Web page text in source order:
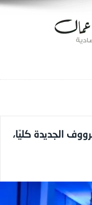
الجديدة كليًا،